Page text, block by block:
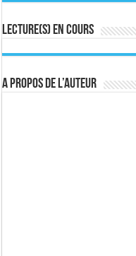
Lecture(s) en cours
A propos de l’auteur